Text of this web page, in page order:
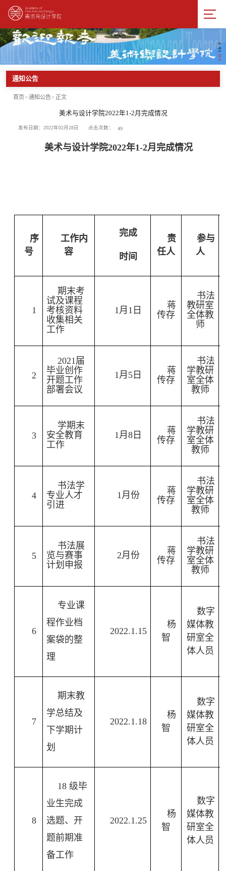
通知公告
首页>通知公告> 正文
美术与设计学院2022年1-2月完成情况
发布日期：2022年02月28日 点击次数： 49
美术与设计学院2022年1-2月完成情况
序
号
工作内
容
完成
时间
责
任人
参与
人
1
期末考
试及课程
考核资料
收集相关
工作
1 月 1 日
蒋
传存
书法
教研室
全体教
师
2
2021 届
毕业创作
开题工作
部署会议
1 月 5 日
蒋
传存
书法
学教研
室全体
教师
3
学期末
安全教育
工作
1 月8 日
蒋
传存
书法
学教研
室全体
教师
4
书法学
专业人才
引进
1 月份
蒋
传存
书法
学教研
室全体
教师
5
书法展
览与赛事
计划申报
2月份
蒋
传存
书法
学教研
室全体
教师
6
专业课
程作业档
案袋的整
理
2022.1.15
杨
智
数字
媒体教
研室全
体人员
7
期末教
学总结及
下学期计
划
2022.1.18
杨
智
数字
媒体教
研室全
体人员
8
18级毕
业生完成
选题、开
题前期准
备工作
2022.1.25
杨
智
数字
媒体教
研室全
体人员